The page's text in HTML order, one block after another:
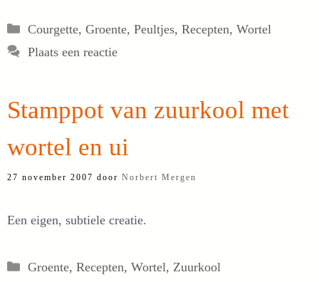
Categorieën
Courgette, Groente, Peultjes, Recepten, Wortel
Plaats een reactie
Stamppot van zuurkool met
wortel en ui
27 november 2007 door Norbert Mergen
Een eigen, subtiele creatie.
Categorieën
Groente, Recepten, Wortel, Zuurkool